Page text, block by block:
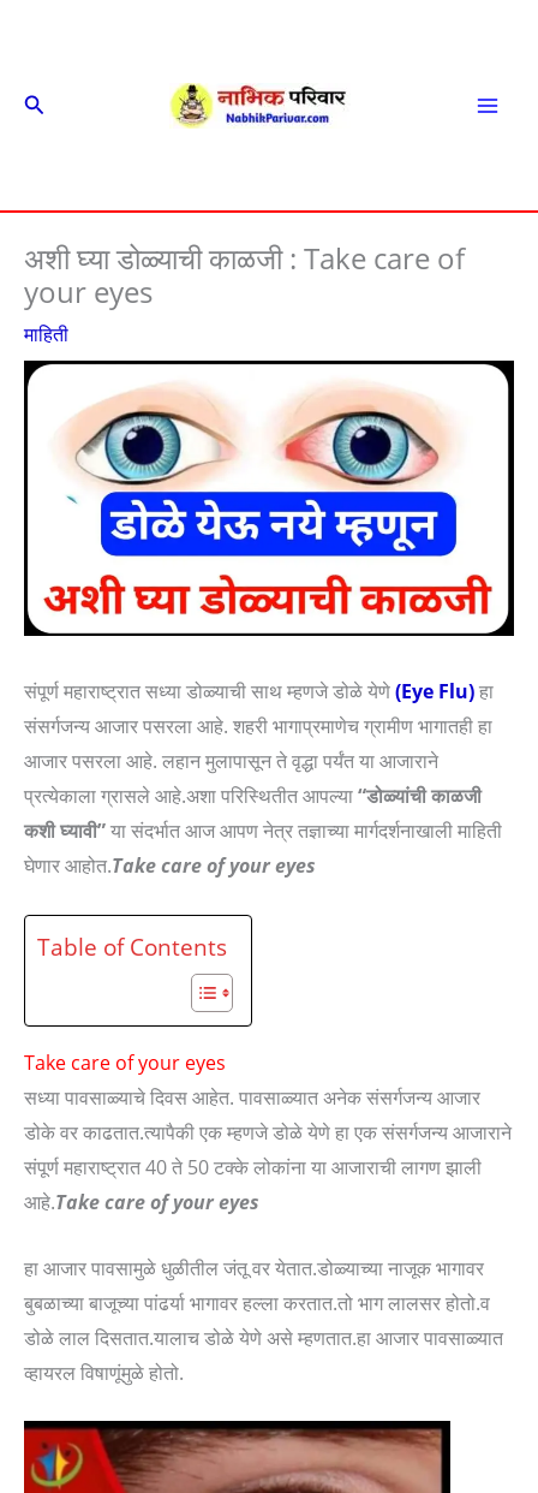
Search
अशी घ्या डोळ्याची काळजी : Take care of
your eyes
माहिती
संपूर्ण महाराष्ट्रात सध्या डोळ्याची साथ म्हणजे डोळे येणे(Eye Flu)हा
संसर्गजन्य आजार पसरला आहे. शहरी भागाप्रमाणेच ग्रामीण भागातही हा
आजार पसरला आहे. लहान मुलापासून ते वृद्धा पर्यंत या आजाराने
प्रत्येकाला ग्रासले आहे.अशा परिस्थितीत आपल्या“डोळ्यांची काळजी
कशी घ्यावी”या संदर्भात आज आपण नेत्र तज्ञाच्या मार्गदर्शनाखाली माहिती
घेणार आहोत.Take care of your eyes
Table of Contents
Take care of your eyes
सध्या पावसाळ्याचे दिवस आहेत. पावसाळ्यात अनेक संसर्गजन्य आजार
डोके वर काढतात.त्यापैकी एक म्हणजे डोळे येणे हा एक संसर्गजन्य आजाराने
संपूर्ण महाराष्ट्रात 40 ते 50 टक्के लोकांना या आजाराची लागण झाली
आहे.Take care of your eyes
हा आजार पावसामुळे धुळीतील जंतू वर येतात.डोळ्याच्या नाजूक भागावर
बुबळाच्या बाजूच्या पांढर्या भागावर हल्ला करतात.तो भाग लालसर होतो.व
डोळे लाल दिसतात.यालाच डोळे येणे असे म्हणतात.हा आजार पावसाळ्यात
व्हायरल विषाणूंमुळे होतो.